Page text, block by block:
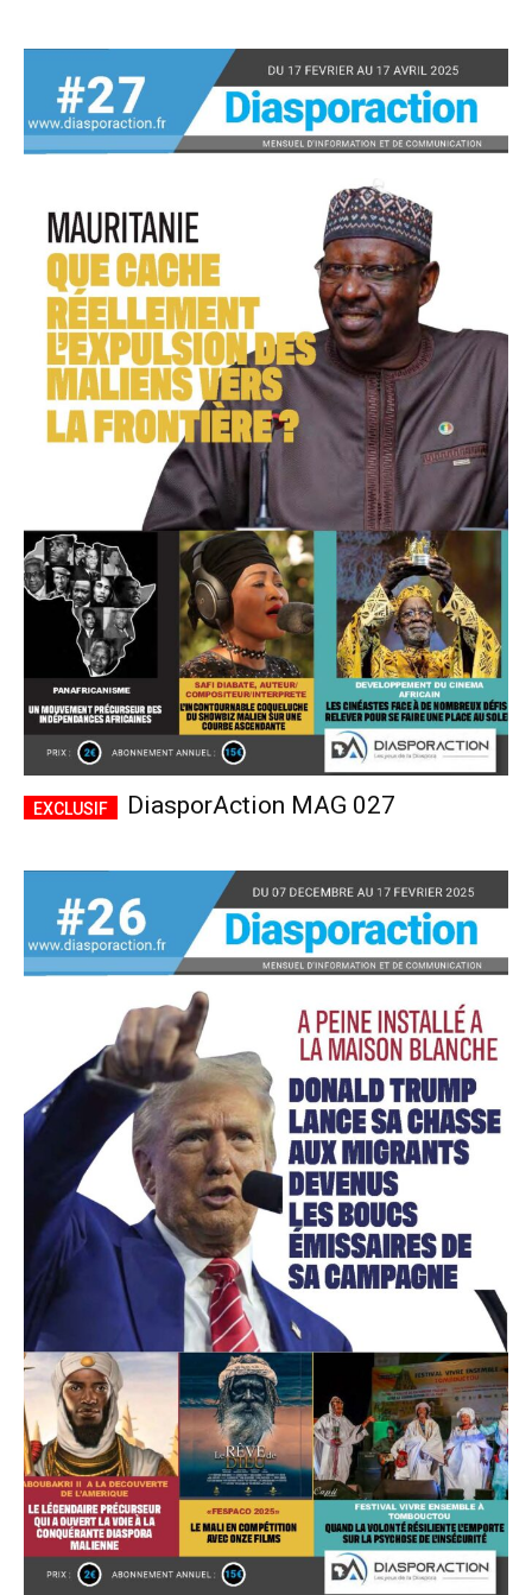
Plans d'abonnement
Accès gratuit
Gratuit /accès limité
Quelques articles
Annonces
Tous les articles
Le magazine
CHOISIR LE FORFAIT
DiasporAction MAG 027